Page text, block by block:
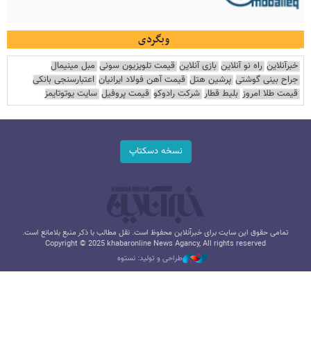
وبگردی
خبرآنلاین راه نو آنلاین بازی آنلاین قیمت تلویزیون سونی مبل مینیمال
جراح بینی گوشتی پرشین هتل قیمت آهن فولاد ایرانیان اعتبارسنجی بانکی
قیمت طلا امروز بلیط قطار شرکت رادوکو قیمت پروفیل سایت یوتوتایمز
نسخه دسکتاپ
تمامی حقوق این سایت برای خبرآنلاین محفوظ است. نقل مطالب با ذکر منبع بلامانع است.
Copyright © 2025 khabaronline News Agancy, All rights reserved
طراحی و تولید: نستوه